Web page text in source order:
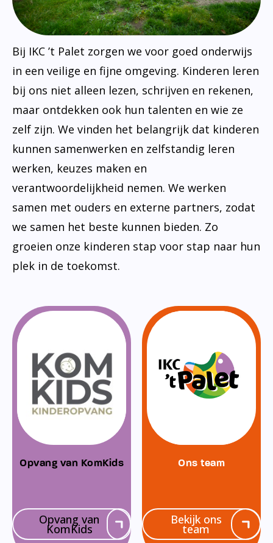
Bij IKC ’t Palet zorgen we voor goed onderwijs
in een veilige en fijne omgeving. Kinderen leren
bij ons niet alleen lezen, schrijven en rekenen,
maar ontdekken ook hun talenten en wie ze
zelf zijn. We vinden het belangrijk dat kinderen
kunnen samenwerken en zelfstandig leren
werken, keuzes maken en
verantwoordelijkheid nemen. We werken
samen met ouders en externe partners, zodat
we samen het beste kunnen bieden. Zo
groeien onze kinderen stap voor stap naar hun
plek in de toekomst.
Opvang van KomKids
Opvang van
KomKids
Ons team
Bekijk ons
team